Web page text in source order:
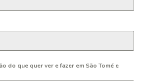
do que quer ver e fazer em São Tomé e